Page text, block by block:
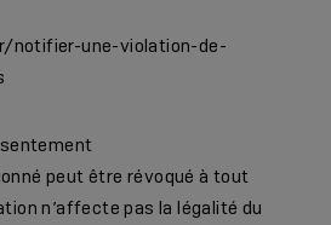
une-violation-de-
peut être révoqué à tout
n’affecte pas la légalité du